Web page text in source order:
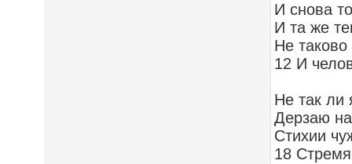
И снова
И та же
Не
12 И
Не так ли
Дерзаю
Стихии
18